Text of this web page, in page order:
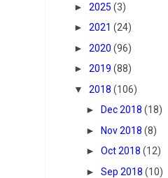
► 2025 (3)
► 2021 (24)
► 2020 (96)
► 2019 (88)
▼
2018 (106)
►
Dec 2018 (18)
►
Nov 2018 (8)
► Oct 2018 (12)
► Sep 2018 (10)